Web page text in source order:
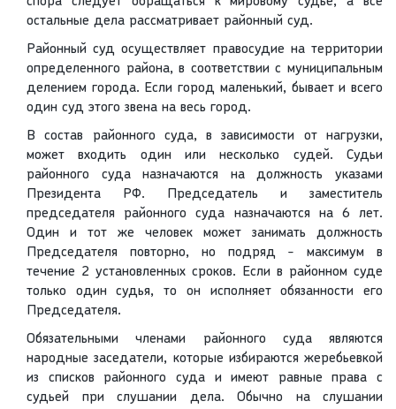
остальные дела рассматривает районный суд.
Районный суд осуществляет правосудие на территории
определенного района, в соответствии с муниципальным
делением города. Если город маленький, бывает и всего
один суд этого звена на весь город.
В состав районного суда, в зависимости от нагрузки,
может входить один или несколько судей. Судьи
районного суда назначаются на должность указами
Президента РФ. Председатель и заместитель
председателя районного суда назначаются на 6 лет.
Один и тот же человек может занимать должность
Председателя повторно, но подряд - максимум в
течение 2 установленных сроков. Если в районном суде
только один судья, то он исполняет обязанности его
Председателя.
Обязательными членами районного суда являются
народные заседатели, которые избираются жеребьевкой
из списков районного суда и имеют равные права с
судьей при слушании дела. Обычно на слушании